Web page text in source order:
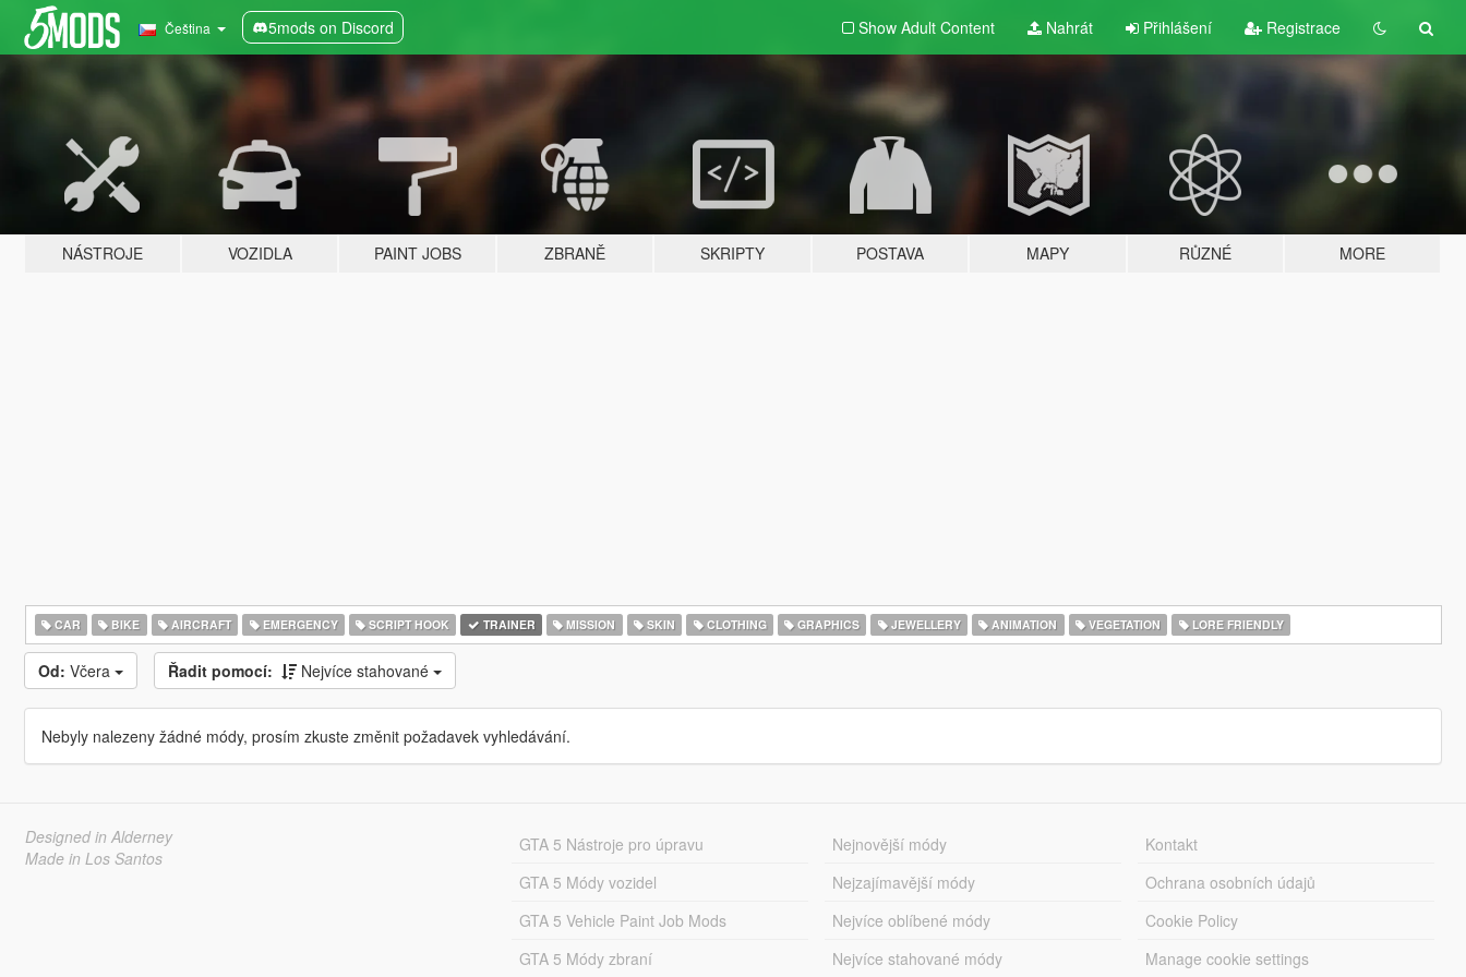
Čeština 5mods on Discord Show Adult Content Nahrát Přihlášení Registrace
NÁSTROJE VOZIDLA PAINT JOBS ZBRANĚ SKRIPTY POSTAVA MAPY RŮZNÉ MORE
CAR BIKE AIRCRAFT EMERGENCY SCRIPT HOOK TRAINER MISSION SKIN CLOTHING GRAPHICS JEWELLERY ANIMATION VEGETATION LORE FRIENDLY
Od: Včera Řadit pomocí: Nejvíce stahované
Nebyly nalezeny žádné módy, prosím zkuste změnit požadavek vyhledávání.
Designed in Alderney
Made in Los Santos
GTA 5 Nástroje pro úpravu
GTA 5 Módy vozidel
GTA 5 Vehicle Paint Job Mods
GTA 5 Módy zbraní
Nejnovější módy
Nejzajímavější módy
Nejvíce oblíbené módy
Nejvíce stahované módy
Kontakt
Ochrana osobních údajů
Cookie Policy
Manage cookie settings